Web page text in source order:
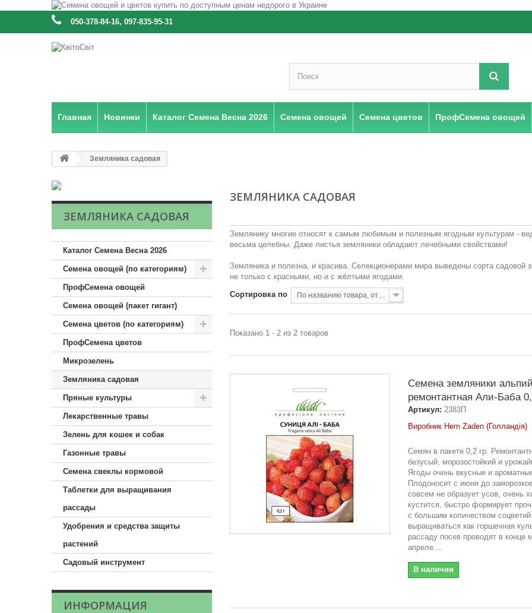
: 050-378-84-16, 097-835-95-31
Главная Новинки Каталог Семена Весна 2026 Семена овощей Семена цветов ПрофСемена овощей
Земляника садовая
ЗЕМЛЯНИКА САДОВАЯ
Каталог Семена Весна 2026
Семена овощей (по категориям)
ПрофСемена овощей
Семена овощей (пакет гигант)
Семена цветов (по категориям)
ПрофСемена цветов
Микрозелень
Земляника садовая
Пряные культуры
Лекарственные травы
Зелень для кошек и собак
Газонные травы
Семена свеклы кормовой
Таблетки для выращивания
рассады
Удобрения и средства защиты
растений
Садовый инструмент
ИНФОРМАЦИЯ
ЗЕМЛЯНИКА САДОВАЯ
Землянику многие относят к самым любимым и полезным ягодным культурам -
весьма целебны. Даже листья земляники обладают лечебными свойствами!
Земляника и полезна, и красива. Селекционерами мира выведены сорта садовой
не только с красными, но и с жёлтыми ягодами.
Сортировка по По названию товара, от А до Я
Показано 1 - 2 из 2 товаров
Семена земляники
ремонтантная Али-Баба
Артикул: 2383П
Виробник Hem Zaden (Голландія)
Семян в пакете 0,2 гр.
безусый, морозостойкий и
Ягоды очень вкусные и
Плодоносит с июня до
совсем не образует усов, очень
кустится, быстро формирует
с большим количеством
выращиваться как горшечная
рассаду посев проводят в конце
апреле....
В наличии